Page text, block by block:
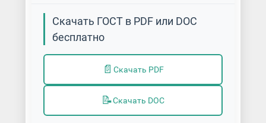
Скачать ГОСТ в PDF или DOC
бесплатно
📄 Скачать PDF
📝Скачать DOC